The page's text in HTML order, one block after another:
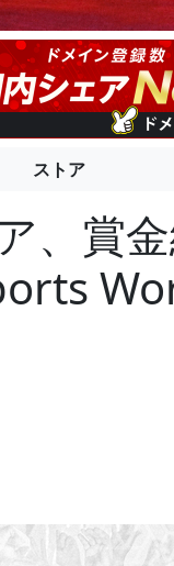
ストア
、賞